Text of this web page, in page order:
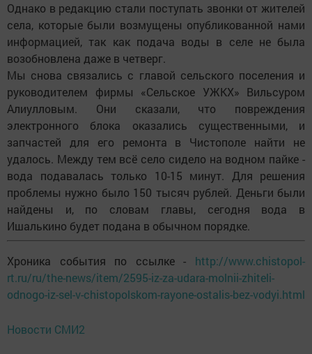
Однако в редакцию стали поступать звонки от жителей
села, которые были возмущены опубликованной нами
информацией, так как подача воды в селе не была
возобновлена даже в четверг.
Мы снова связались с главой сельского поселения и
руководителем фирмы «Сельское УЖКХ» Вильсуром
Алиулловым. Они сказали, что повреждения
электронного блока оказались существенными, и
запчастей для его ремонта в Чистополе найти не
удалось. Между тем всё село сидело на водном пайке -
вода подавалась только 10-15 минут. Для решения
проблемы нужно было 150 тысяч рублей. Деньги были
найдены и, по словам главы, сегодня вода в
Ишалькино будет подана в обычном порядке.
Хроника события по ссылке - http://www.chistopol-
rt.ru/ru/the-news/item/2595-iz-za-udara-molnii-zhiteli-
odnogo-iz-sel-v-chistopolskom-rayone-ostalis-bez-vodyi.html
Новости СМИ2